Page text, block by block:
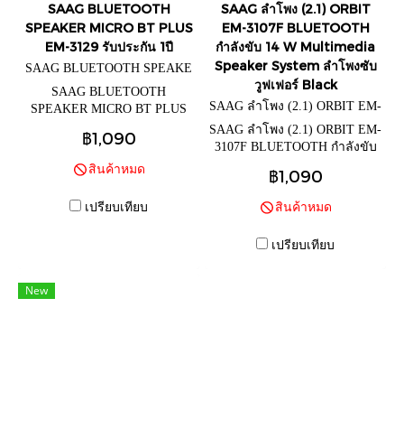
SAAG BLUETOOTH
SPEAKER MICRO BT PLUS
EM-3129 รับประกัน 1ปี
SAAG BLUETOOTH SPEAKE
R MICRO BT PLUS EM-3129
SAAG BLUETOOTH
SPEAKER MICRO BT PLUS
฿1,090
สินค้าหมด
เปรียบเทียบ
SAAG ลำโพง (2.1) ORBIT
EM-3107F BLUETOOTH
กำลังขับ 14 W Multimedia
Speaker System ลำโพงซับ
วูฟเฟอร์ Black
SAAG ลำโพง (2.1) ORBIT EM-
3107F
SAAG ลำโพง (2.1) ORBIT EM-
3107F BLUETOOTH กำลังขับ
System ลำโพงซับวูฟเฟอร์ Black
฿1,090
สินค้าหมด
เปรียบเทียบ
New